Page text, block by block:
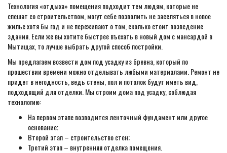
Технология «отдыха» помещения подходит тем людям, которые не
спешат со строительством, могут себе позволить не заселяться в новое
жилье хотя бы год и не переживают о том, сколько стоит возведение
здания. Если же вы хотите быстрее въехать в новый дом с мансардой в
Мытищах, то лучше выбрать другой способ постройки.
Мы предлагаем возвести дом под усадку из бревна, который по
прошествии времени можно отделывать любыми материалами. Ремонт не
придет в негодность, ведь стены, пол и потолок будут иметь вид,
подходящий для отделки. Мы строим дома под усадку, соблюдая
технологию:
На первом этапе возводится ленточный фундамент или другое
основание;
Второй этап – строительство стен;
Третий этап – внутренняя отделка помещения.